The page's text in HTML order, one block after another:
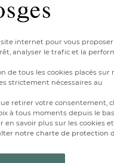
1
internet pour vous
analyser le trafic et la
de tous les cookies placés sur
strictement nécessaires au
retirer votre consentement,
à tous moments depuis le
en savoir plus sur les cookies
notre charte de protection